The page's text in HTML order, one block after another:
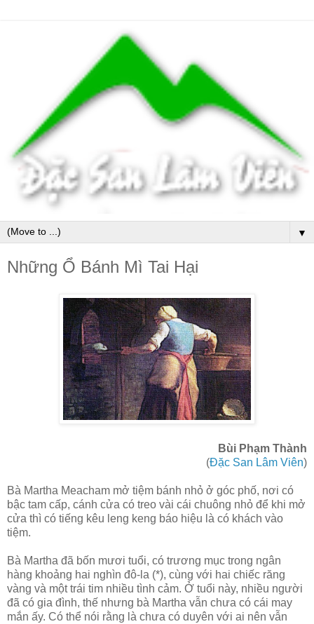
▼
Những Ổ Bánh Mì Tai Hại
Bùi Phạm Thành
(Đặc San Lâm Viên)
Bà Martha Meacham mở tiệm bánh nhỏ ở góc phố, nơi có
bậc tam cấp, cánh cửa có treo vài cái chuông nhỏ để khi mở
cửa thì có tiếng kêu leng keng báo hiệu là có khách vào
tiệm.
Bà Martha đã bốn mươi tuổi, có trương mục trong ngân
hàng khoảng hai nghìn đô-la (*), cùng với hai chiếc răng
vàng và một trái tim nhiều tình cảm. Ở tuổi này, nhiều người
đã có gia đình, thế nhưng bà Martha vẫn chưa có cái may
mắn ấy. Có thể nói rằng là chưa có duyên với ai nên vẫn